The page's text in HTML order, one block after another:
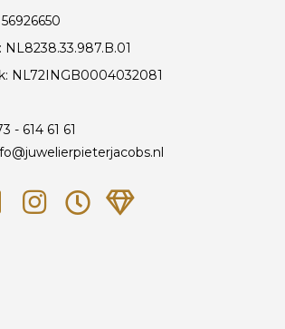
NL8238.33.987.B.01
NL72INGB0004032081
- 614 61 61